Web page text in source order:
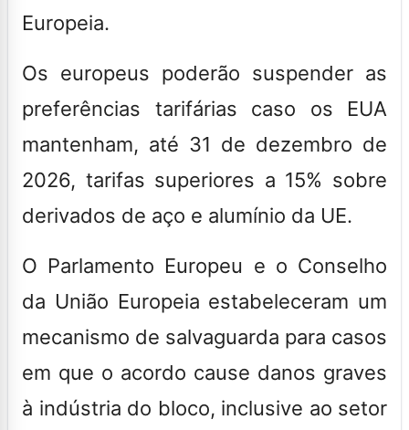
Europeia.
Os europeus poderão suspender as
preferências tarifárias caso os EUA
mantenham, até 31 de dezembro de
2026, tarifas superiores a 15% sobre
derivados de aço e alumínio da UE.
O Parlamento Europeu e o Conselho
da União Europeia estabeleceram um
mecanismo de salvaguarda para casos
em que o acordo cause danos graves
à indústria do bloco, inclusive ao setor